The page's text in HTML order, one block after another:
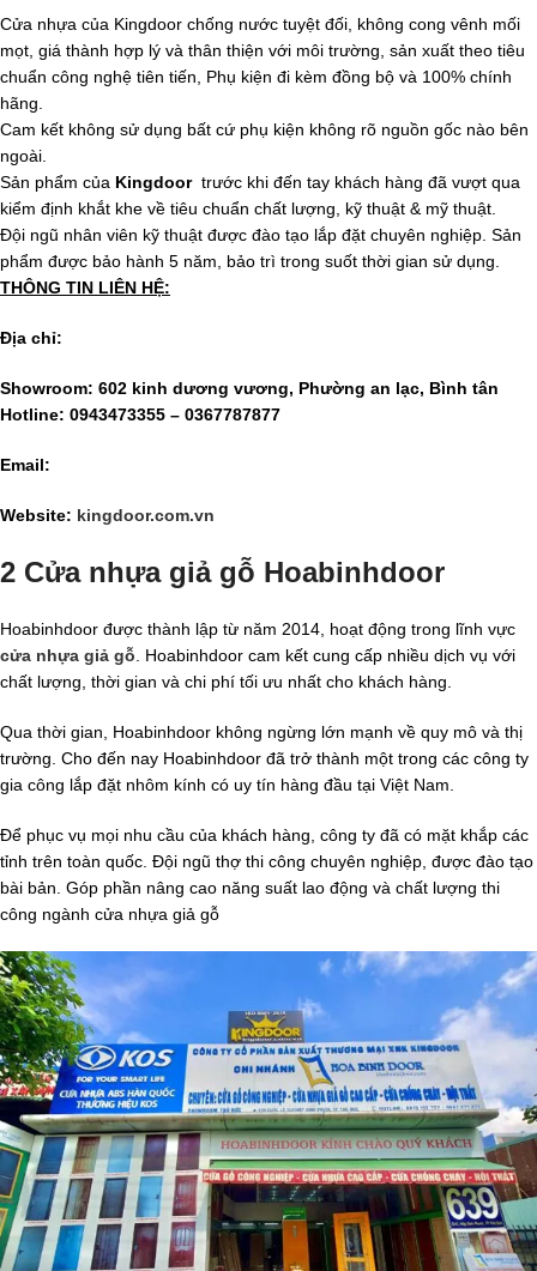
Cửa nhựa của Kingdoor chống nước tuyệt đối, không cong vênh mối
mọt, giá thành hợp lý và thân thiện với môi trường, sản xuất theo tiêu
chuẩn công nghệ tiên tiến, Phụ kiện đi kèm đồng bộ và 100% chính
hãng.
Cam kết không sử dụng bất cứ phụ kiện không rõ nguồn gốc nào bên
ngoài.
Sản phẩm của Kingdoor trước khi đến tay khách hàng đã vượt qua
kiểm định khắt khe về tiêu chuẩn chất lượng, kỹ thuật & mỹ thuật.
Đội ngũ nhân viên kỹ thuật được đào tạo lắp đặt chuyên nghiệp. Sản
phẩm được bảo hành 5 năm, bảo trì trong suốt thời gian sử dụng.
THÔNG TIN LIÊN HỆ:
Địa chỉ:
Showroom: 602 kinh dương vương, Phường an lạc, Bình tân
Hotline: 0943473355 – 0367787877
Email:
Website: kingdoor.com.vn
2 Cửa nhựa giả gỗ Hoabinhdoor
Hoabinhdoor được thành lập từ năm 2014, hoạt động trong lĩnh vực
cửa nhựa giả gỗ. Hoabinhdoor cam kết cung cấp nhiều dịch vụ với
chất lượng, thời gian và chi phí tối ưu nhất cho khách hàng.
Qua thời gian, Hoabinhdoor không ngừng lớn mạnh về quy mô và thị
trường. Cho đến nay Hoabinhdoor đã trở thành một trong các công ty
gia công lắp đặt nhôm kính có uy tín hàng đầu tại Việt Nam.
Để phục vụ mọi nhu cầu của khách hàng, công ty đã có mặt khắp các
tỉnh trên toàn quốc. Đội ngũ thợ thi công chuyên nghiệp, được đào tạo
bài bản. Góp phần nâng cao năng suất lao động và chất lượng thi
công ngành cửa nhựa giả gỗ